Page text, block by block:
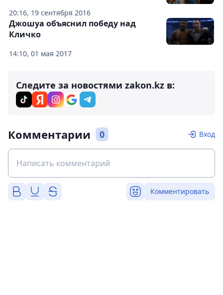
20:16, 19 сентября 2016
14:10, 01 мая 2017
Джошуа объяснил победу над
Кличко
Следите за новостями zakon.kz в:
Комментарии 0 Вход
Комментировать